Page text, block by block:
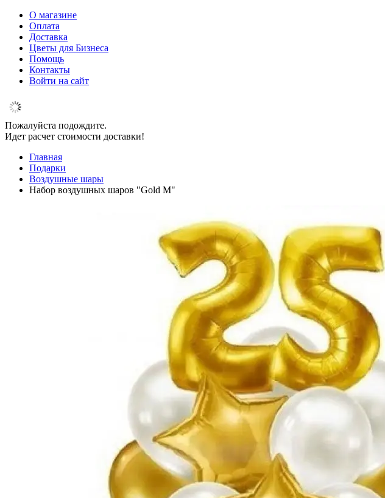
О магазине
Оплата
Доставка
Цветы для Бизнеса
Помощь
Контакты
Войти на сайт
Пожалуйста подождите.
Идет расчет стоимости доставки!
Главная
Подарки
Воздушные шары
Набор воздушных шаров "Gold M"